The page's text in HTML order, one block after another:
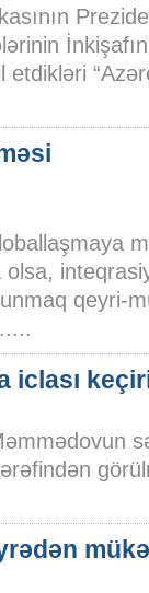
etdikləri
olsa,
qeyri-
iclası